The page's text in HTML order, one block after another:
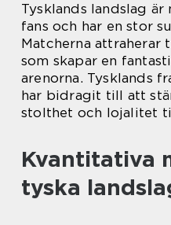
Tysklands landslag
fans och har en stor
Matcherna attraherar
som skapar en
arenorna. Tysklands
har bidragit till att
stolthet och lojalitet
Kvantitativa
tyska